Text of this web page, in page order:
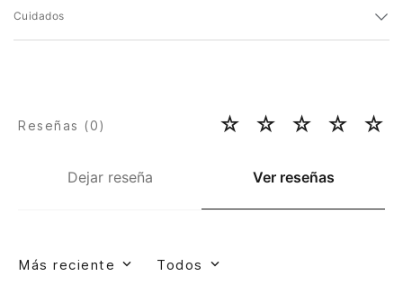
Cuidados
Dejar reseña Ver reseñas
Reseñas (0) ☆ ☆ ☆ ☆ ☆
Más reciente Todos